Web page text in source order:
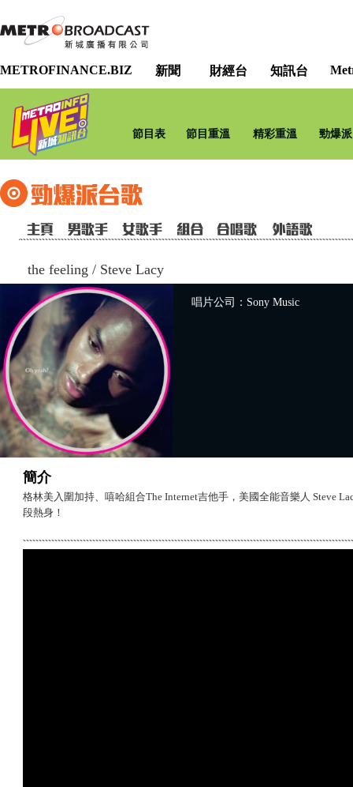
METROFINANCE.BIZ 新聞 財經台 知訊台
節目表 節目重溫 精彩重溫 勁爆
the feeling / Steve Lacy
唱片公司：Sony Music
簡介
格林美入圍加持、嘻哈組合The Internet吉他手，美國全能音樂人 Steve
段熱身！